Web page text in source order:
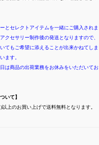
とセレクトアイテムを一緒にご購入されま
クセサリー制作後の発送となりますので、
てもご希望に添えることが出来かねてしま
ます。
は商品の出荷業務をお休みをいただいてお
いて】
以上のお買い上げで送料無料となります。